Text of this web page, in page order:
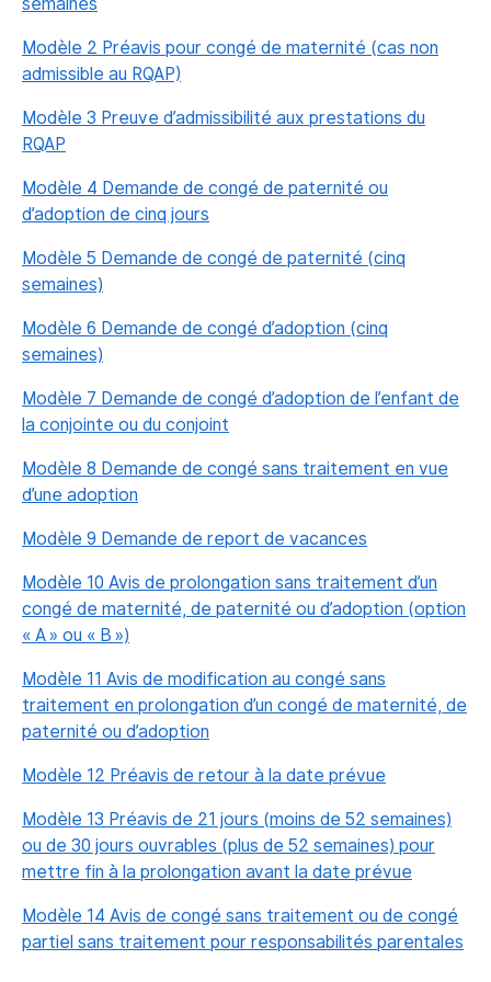
Modèle 2 Préavis pour congé de maternité (cas non
admissible au RQAP)
Modèle 3 Preuve d’admissibilité aux prestations du
RQAP
Modèle 4 Demande de congé de paternité ou
d’adoption de cinq jours
Modèle 5 Demande de congé de paternité (cinq
semaines)
Modèle 6 Demande de congé d’adoption (cinq
semaines)
Modèle 7 Demande de congé d’adoption de l’enfant de
la conjointe ou du conjoint
Modèle 8 Demande de congé sans traitement en vue
d’une adoption
Modèle 9 Demande de report de vacances
Modèle 10 Avis de prolongation sans traitement d’un
congé de maternité, de paternité ou d’adoption (option
« A » ou « B »)
Modèle 11 Avis de modification au congé sans
traitement en prolongation d’un congé de maternité, de
paternité ou d’adoption
Modèle 12 Préavis de retour à la date prévue
Modèle 13 Préavis de 21 jours (moins de 52 semaines)
ou de 30 jours ouvrables (plus de 52 semaines) pour
mettre fin à la prolongation avant la date prévue
Modèle 14 Avis de congé sans traitement ou de congé
partiel sans traitement pour responsabilités parentales